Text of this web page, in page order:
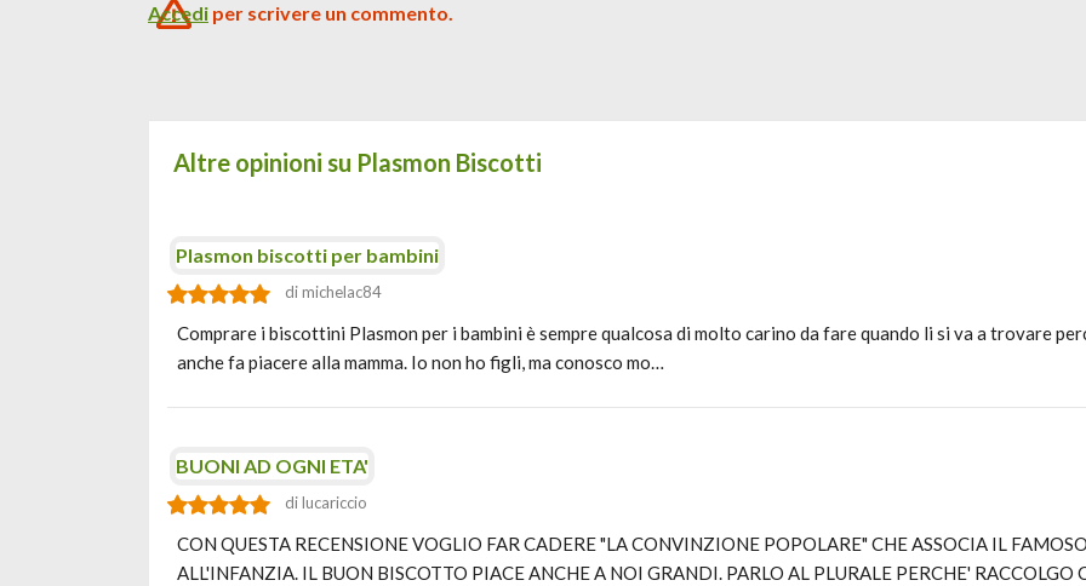
Accedi per scrivere un commento.
Altre opinioni su Plasmon Biscotti
Plasmon biscotti per bambini
di michelac84
Comprare i biscottini Plasmon per i bambini è sempre qualcosa di molto carino da fare quando li si va a trovare
anche fa piacere alla mamma. Io non ho figli, ma conosco mo…
BUONI AD OGNI ETA'
di lucariccio
CON QUESTA RECENSIONE VOGLIO FAR CADERE "LA CONVINZIONE POPOLARE" CHE ASSOCIA IL
ALL'INFANZIA. IL BUON BISCOTTO PIACE ANCHE A NOI GRANDI. PARLO AL PLURALE PERCHE' RACCOLGO